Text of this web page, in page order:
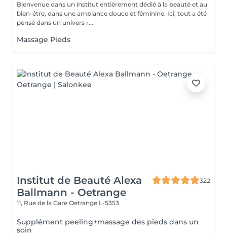
Bienvenue dans un institut entièrement dédié à la beauté et au
bien-être, dans une ambiance douce et féminine. Ici, tout a été
pensé dans un univers r...
Massage Pieds
Institut de Beauté Alexa
Ballmann - Oetrange
322
11, Rue de la Gare Oetrange L-5353
Supplément peeling+massage des pieds dans un
soin